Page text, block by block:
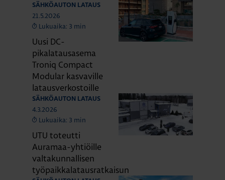
SÄHKÖAUTON LATAUS
21.5.2026
Lukuaika: 3 min
Uusi DC-
pikalatausasema
Troniq Compact
Modular kasvaville
latausverkostoille
SÄHKÖAUTON LATAUS
4.3.2026
Lukuaika: 3 min
UTU toteutti
Auramaa-yhtiöille
valtakunnallisen
työpaikkalatausratkaisun